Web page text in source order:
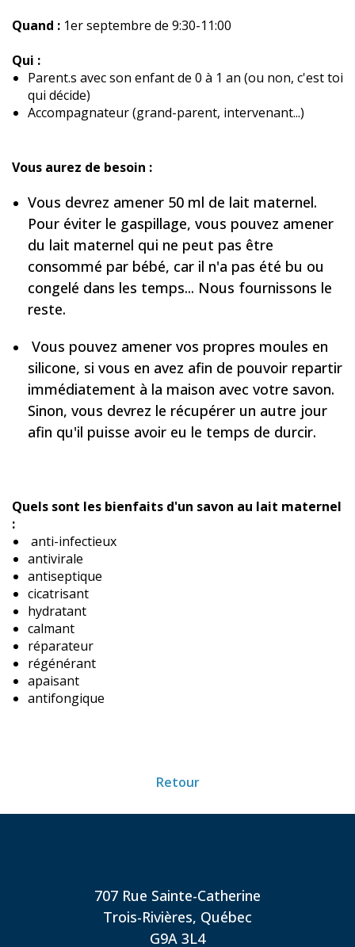
Quand : 1er septembre de 9:30-11:00
Qui :
Parent.s avec son enfant de 0 à 1 an (ou non, c'est toi
qui décide)
Accompagnateur (grand-parent, intervenant...)
Vous aurez de besoin :
Vous devrez amener 50 ml de lait maternel.
Pour éviter le gaspillage, vous pouvez amener
du lait maternel qui ne peut pas être
consommé par bébé, car il n'a pas été bu ou
congelé dans les temps... Nous fournissons le
reste.
Vous pouvez amener vos propres moules en
silicone, si vous en avez afin de pouvoir repartir
immédiatement à la maison avec votre savon.
Sinon, vous devrez le récupérer un autre jour
afin qu'il puisse avoir eu le temps de durcir.
Quels sont les bienfaits d'un savon au lait maternel
:
anti-infectieux
antivirale
antiseptique
cicatrisant
hydratant
calmant
réparateur
régénérant
apaisant
antifongique
Retour
707 Rue Sainte-Catherine
Trois-Rivières, Québec
G9A 3L4